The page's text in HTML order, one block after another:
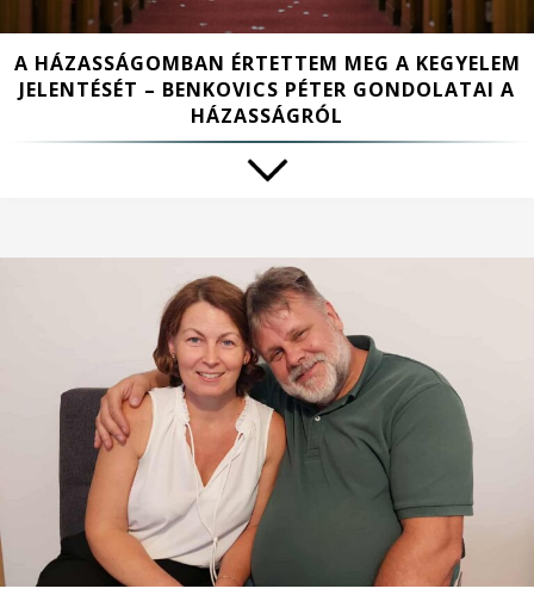
A HÁZASSÁGOMBAN ÉRTETTEM MEG A KEGYELEM
JELENTÉSÉT – BENKOVICS PÉTER GONDOLATAI A
HÁZASSÁGRÓL